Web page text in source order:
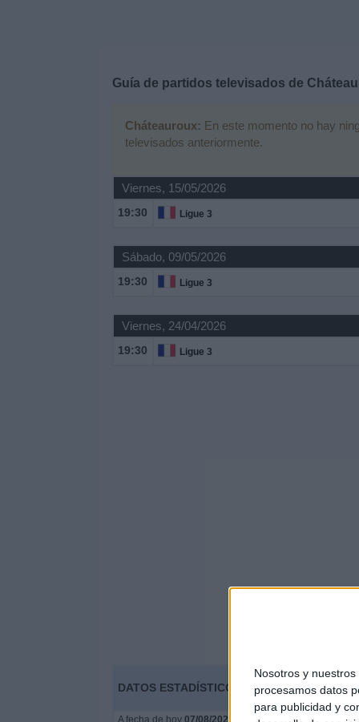
Nosotros y nuestros
procesamos datos
para publicidad y
Guía de partidos televisados de
Cháteauroux: En este momento no hay
televisados anteriormente.
Viernes, 15/05/2026
19:30 Ligue 3
Sábado, 09/05/2026
19:30 Ligue 3
Viernes, 24/04/2026
19:30 Ligue 3
DATOS ESTADÍSTICOS DEL EQUIPO
A fecha de hoy 07/08/2026 y desde que esta web